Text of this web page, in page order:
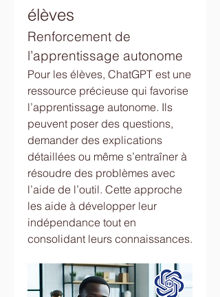
élèves
Renforcement de
l’apprentissage autonome
Pour les élèves, ChatGPT est une
ressource précieuse qui favorise
l’apprentissage autonome. Ils
peuvent poser des questions,
demander des explications
détaillées ou même s’entraîner à
résoudre des problèmes avec
l’aide de l’outil. Cette approche
les aide à développer leur
indépendance tout en
consolidant leurs connaissances.